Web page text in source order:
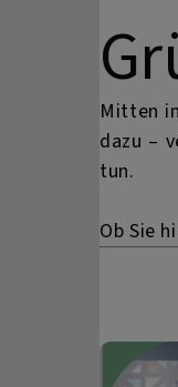
Mitten
dazu –
tun.
Ob Sie